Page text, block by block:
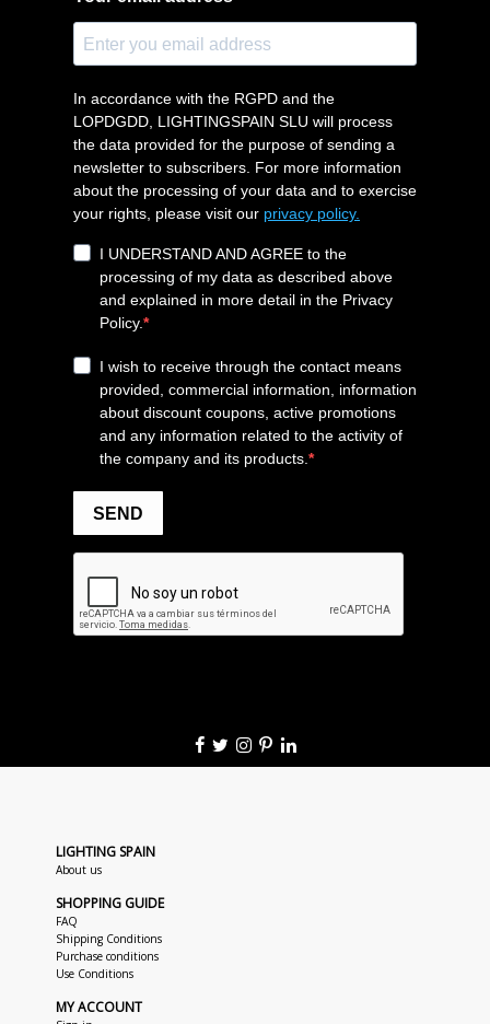
LIGHTING SPAIN
About us
SHOPPING GUIDE
FAQ
Shipping Conditions
Purchase conditions
Use Conditions
MY ACCOUNT